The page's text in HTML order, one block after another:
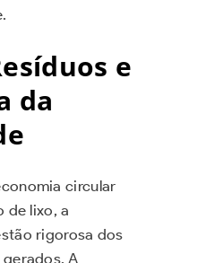
e
da
circular
de lixo, a
rigorosa dos
A